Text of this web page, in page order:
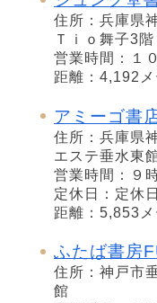
住所：兵庫県
Ｔｉｏ舞子3階
営業時間：１
距離：4,192
アミーゴ書
住所：兵庫県
エステ垂水東
営業時間：９
定休日：定休
距離：5,853
ふたば書房
住所：神戸市
館